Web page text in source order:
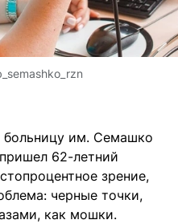
больницу им. Семашко
62-летний
зрение,
черные точки,
как мошки.